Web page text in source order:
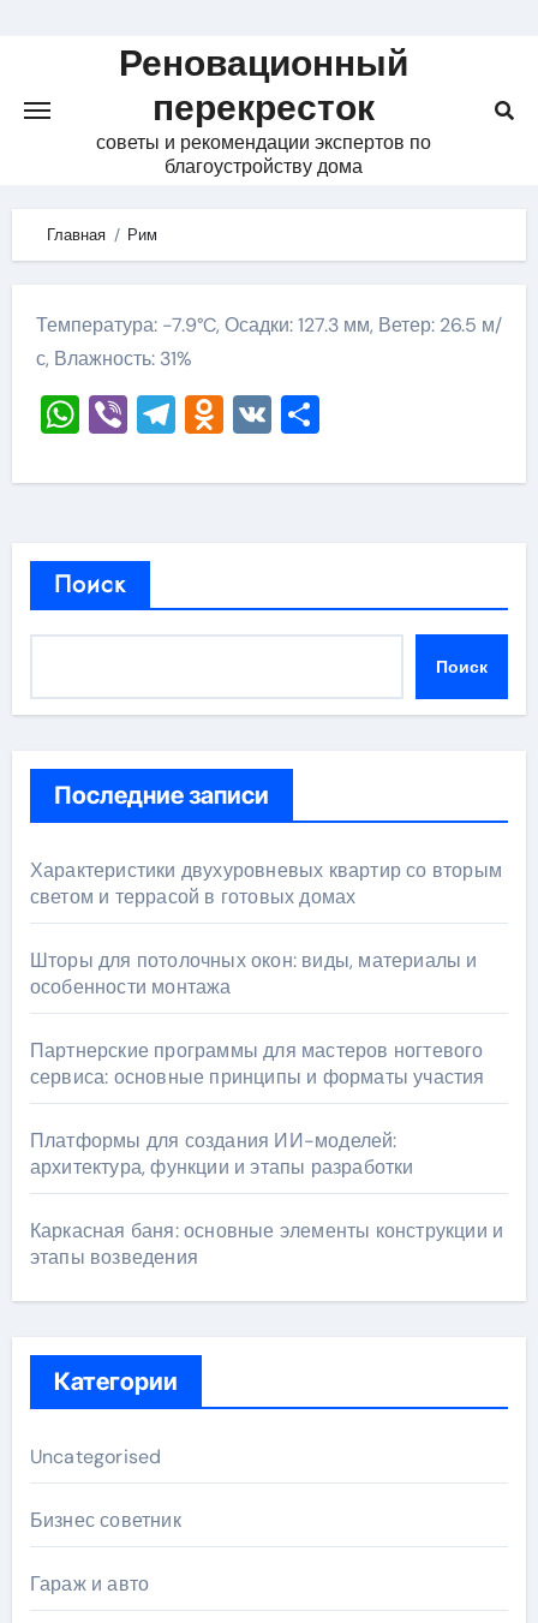
Реновационный
перекресток
советы и рекомендации экспертов по
благоустройству дома
Главная Рим
Температура: -7.9°C, Осадки: 127.3 мм, Ветер: 26.5 м/
с, Влажность: 31%
WhatsApp
ViberTelegram
Odnoklassniki
VKОтправить
Поиск
Поиск
Последние записи
Характеристики двухуровневых квартир со вторым
светом и террасой в готовых домах
Шторы для потолочных окон: виды, материалы и
особенности монтажа
Партнерские программы для мастеров ногтевого
сервиса: основные принципы и форматы участия
Платформы для создания ИИ-моделей:
архитектура, функции и этапы разработки
Каркасная баня: основные элементы конструкции и
этапы возведения
Категории
Uncategorised
Бизнес советник
Гараж и авто